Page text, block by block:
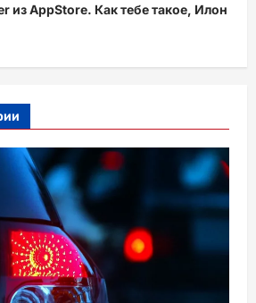
из AppStore. Как тебе такое, Илон